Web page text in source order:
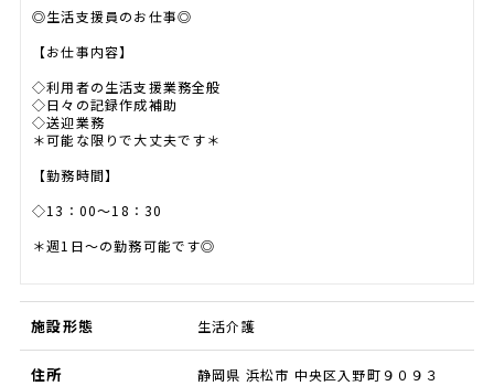
◎生活支援員のお仕事◎
【お仕事内容】
◇利用者の生活支援業務全般
◇日々の記録作成補助
◇送迎業務
＊可能な限りで大丈夫です＊
【勤務時間】
◇13：00～18：30
＊週1日～の勤務可能です◎
施設形態 生活介護
住所 静岡県 浜松市 中央区入野町９０９３